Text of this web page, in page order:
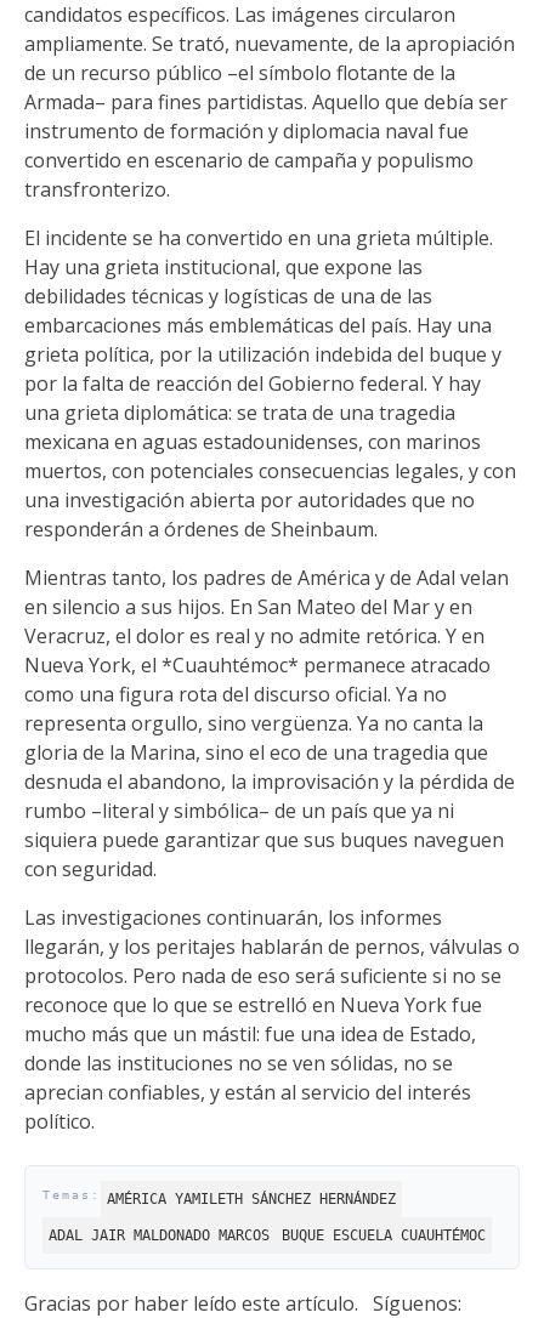
candidatos específicos. Las imágenes circularon
ampliamente. Se trató, nuevamente, de la apropiación
de un recurso público –el símbolo flotante de la
Armada– para fines partidistas. Aquello que debía ser
instrumento de formación y diplomacia naval fue
convertido en escenario de campaña y populismo
transfronterizo.
El incidente se ha convertido en una grieta múltiple.
Hay una grieta institucional, que expone las
debilidades técnicas y logísticas de una de las
embarcaciones más emblemáticas del país. Hay una
grieta política, por la utilización indebida del buque y
por la falta de reacción del Gobierno federal. Y hay
una grieta diplomática: se trata de una tragedia
mexicana en aguas estadounidenses, con marinos
muertos, con potenciales consecuencias legales, y con
una investigación abierta por autoridades que no
responderán a órdenes de Sheinbaum.
Mientras tanto, los padres de América y de Adal velan
en silencio a sus hijos. En San Mateo del Mar y en
Veracruz, el dolor es real y no admite retórica. Y en
Nueva York, el *Cuauhtémoc* permanece atracado
como una figura rota del discurso oficial. Ya no
representa orgullo, sino vergüenza. Ya no canta la
gloria de la Marina, sino el eco de una tragedia que
desnuda el abandono, la improvisación y la pérdida de
rumbo –literal y simbólica– de un país que ya ni
siquiera puede garantizar que sus buques naveguen
con seguridad.
Las investigaciones continuarán, los informes
llegarán, y los peritajes hablarán de pernos, válvulas o
protocolos. Pero nada de eso será suficiente si no se
reconoce que lo que se estrelló en Nueva York fue
mucho más que un mástil: fue una idea de Estado,
donde las instituciones no se ven sólidas, no se
aprecian confiables, y están al servicio del interés
político.
AMÉRICA YAMILETH SÁNCHEZ HERNÁNDEZ
ADAL JAIR MALDONADO MARCOS BUQUE ESCUELA CUAUHTÉMOC
Gracias por haber leído este artículo. Síguenos: